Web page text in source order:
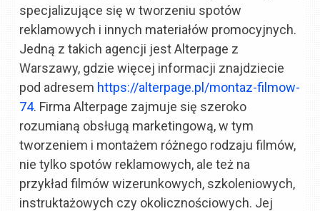
specjalizujące się w tworzeniu spotów
reklamowych i innych materiałów promocyjnych.
Jedną z takich agencji jest Alterpage z
Warszawy, gdzie więcej informacji znajdziecie
pod adresem https://alterpage.pl/montaz-filmow-
74. Firma Alterpage zajmuje się szeroko
rozumianą obsługą marketingową, w tym
tworzeniem i montażem różnego rodzaju filmów,
nie tylko spotów reklamowych, ale też na
przykład filmów wizerunkowych, szkoleniowych,
instruktażowych czy okolicznościowych. Jej